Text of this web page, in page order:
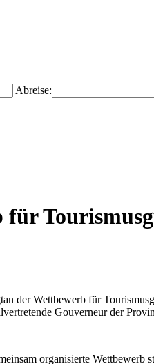
Abreise:
für
der Wettbewerb für
Gouverneur der
organisierte